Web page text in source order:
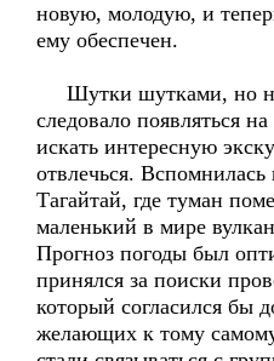
новую, молодую, и
ему обеспечен.
Шутки шутками, но
следовало появляться
искать интересную
отвлечься. Вспомнилась
Тагайтай, где туман
маленький в мире
Прогноз погоды был
принялся за поиски
который согласился бы
желающих к тому